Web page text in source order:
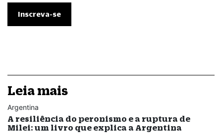
Leia mais
Argentina
A resiliência do peronismo e a ruptura de
Milei: um livro que explica a Argentina